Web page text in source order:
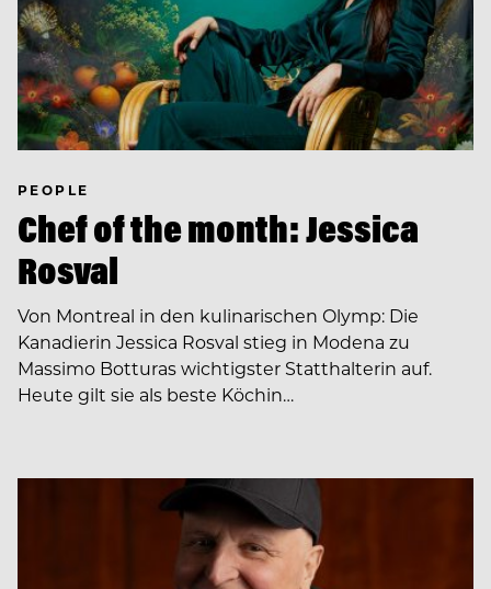
PEOPLE
Chef of the month: Jessica
Rosval
Von Montreal in den kulinarischen Olymp: Die
Kanadierin Jessica Rosval stieg in Modena zu
Massimo Botturas wichtigster Statthalterin auf.
Heute gilt sie als beste Köchin…